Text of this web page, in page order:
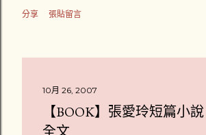
分享 張貼留言
10月 26, 2007
【BOOK】張愛玲短篇小說